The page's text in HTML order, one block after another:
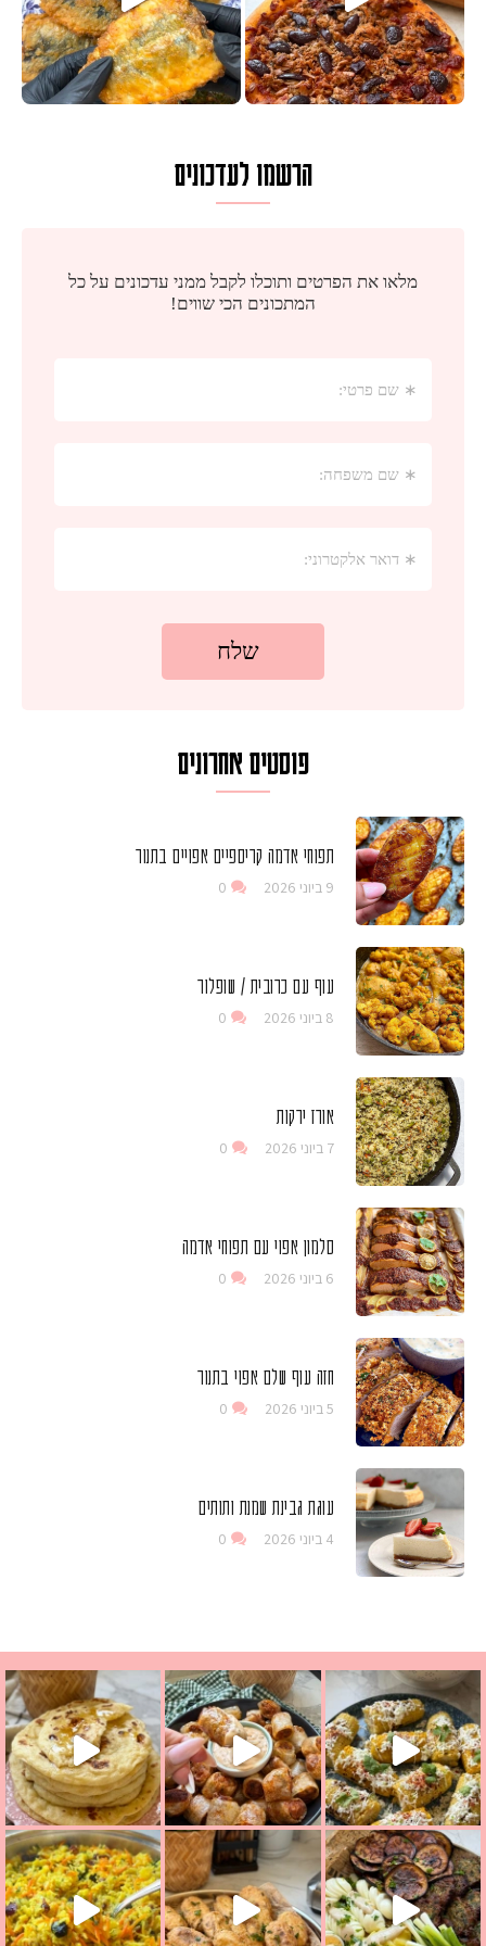
הרשמו לעדכונים
פוסטים אחרונים
תפוחי אדמה קריספיים אפויים בתנור
9 ביוני 2026 0
עוף עם כרובית / שופלור
8 ביוני 2026 0
אורז ירקות
7 ביוני 2026 0
סלמון אפוי עם תפוחי אדמה
6 ביוני 2026 0
חזה עוף שלם אפוי בתנור
5 ביוני 2026 0
עוגת גבינת שמנת ותותים
4 ביוני 2026 0
שמכינים בכמה דקות עב
מחבת שהוא שילוב של מופלטה וספינז׳, רעיון מעול
מה לחדש לכם ונראה
אורז יצירתי לתשעת הימים ולכבוד שבת קודשלמתכון